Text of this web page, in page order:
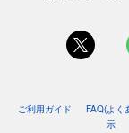
ご利用ガイド FAQ(よく
示